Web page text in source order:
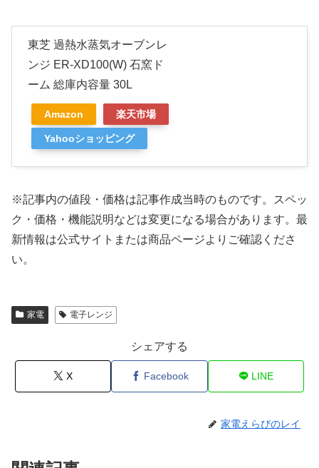
東芝 過熱水蒸気オーブンレ
ンジ ER-XD100(W) 石窯ド
ーム 総庫内容量 30L
Amazon 楽天市場
Yahooショッピング
※記事内の値段・価格は記事作成当時のものです。
スペッ
ク・価格・機能説明などは変更になる場合があります。最
新情報は公式サイトまたは商品ページよりご確認くださ
い。
家電 電子レンジ
シェアする
X Facebook LINE
家電えらびのレイ